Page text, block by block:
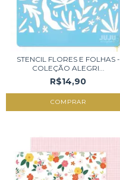
STENCIL FLORES E FOLHAS -
COLEÇÃO ALEGRI...
R$14,90